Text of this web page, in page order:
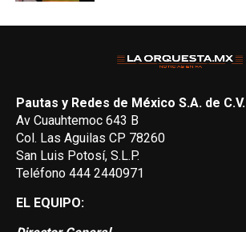
Pautas y Redes de México S.A. de C.V.
Av Cuauhtemoc 643 B
Col. Las Aguilas CP 78260
San Luis Potosí, S.L.P.
Teléfono 444 2440971
EL EQUIPO: